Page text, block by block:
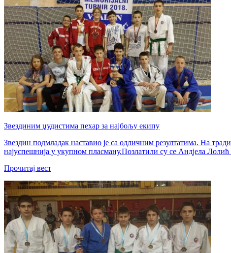
Звездиним џудистима пехар за најбољу екипу
Звездин подмладак наставио је са одличним резултатима. На
најуспешнија у укупном пласману.Позлатили су се Андјела
Прочитај вест